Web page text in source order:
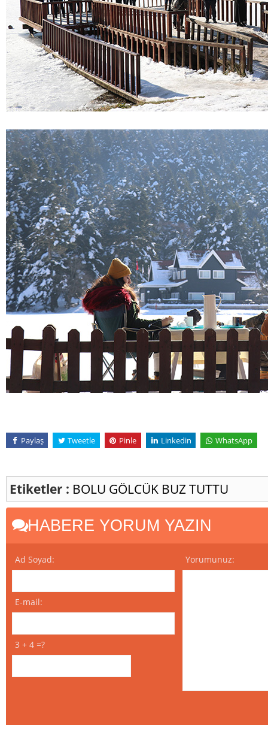
Paylaş Tweetle Pinle Linkedin WhatsApp
Etiketler : BOLU GÖLCÜK BUZ TUTTU
HABERE YORUM YAZIN
Ad Soyad:
E-mail:
3 + 4 =?
Yorumunuz: